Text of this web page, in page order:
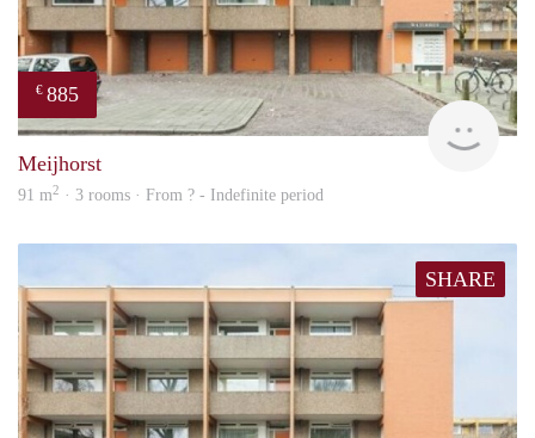
€ 885
rent
Meijhorst
91 m2 · 3 rooms · From ? - Indefinite period
SHARE